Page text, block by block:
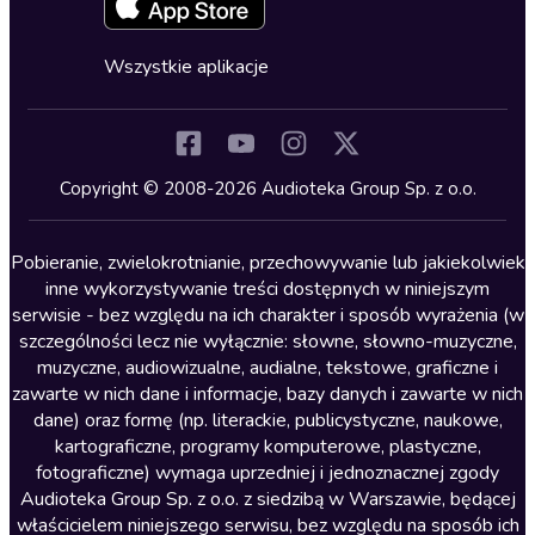
Kryminały
Lektury szkolne
Literatura anglojęzyczna
Literatura faktu
Literatura obyczajowa
Literatura piękna obca
Literatura piękna polska
Nagrania relaksacyjne
Nauka języków
Cykle audiobooków
Wszystkie aplikacje
Copyright © 2008-2026 Audioteka Group Sp. z o.o.
Pobieranie, zwielokrotnianie, przechowywanie lub jakiekolwiek
inne wykorzystywanie treści dostępnych w niniejszym
serwisie - bez względu na ich charakter i sposób wyrażenia (w
szczególności lecz nie wyłącznie: słowne, słowno-muzyczne,
muzyczne, audiowizualne, audialne, tekstowe, graficzne i
zawarte w nich dane i informacje, bazy danych i zawarte w nich
dane) oraz formę (np. literackie, publicystyczne, naukowe,
kartograficzne, programy komputerowe, plastyczne,
fotograficzne) wymaga uprzedniej i jednoznacznej zgody
Audioteka Group Sp. z o.o. z siedzibą w Warszawie, będącej
właścicielem niniejszego serwisu, bez względu na sposób ich